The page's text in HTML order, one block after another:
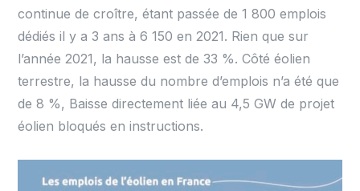
continue de croître, étant passée de 1 800 emplois
dédiés il y a 3 ans à 6 150 en 2021. Rien que sur
l’année 2021, la hausse est de 33 %. Côté éolien
terrestre, la hausse du nombre d’emplois n’a été que
de 8 %, Baisse directement liée au 4,5 GW de projet
éolien bloqués en instructions.